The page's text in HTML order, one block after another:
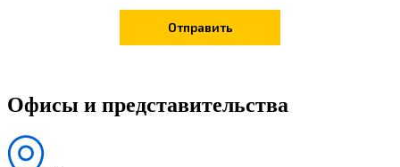
Офисы и представительства